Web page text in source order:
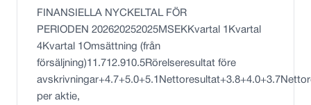
FINANSIELLA NYCKELTAL FÖR
PERIODEN 202620252025MSEKKvartal 1Kvartal
4Kvartal 1Omsättning (från
försäljning)11.712.910.5Rörelseresultat före
per aktie,